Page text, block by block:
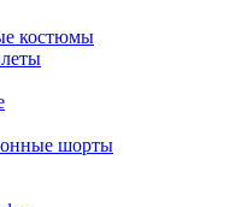
костюмы
шорты